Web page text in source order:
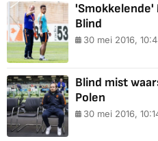
'Smokkelende'
Blind
30 mei 2016,
Blind mist
Polen
30 mei 2016,